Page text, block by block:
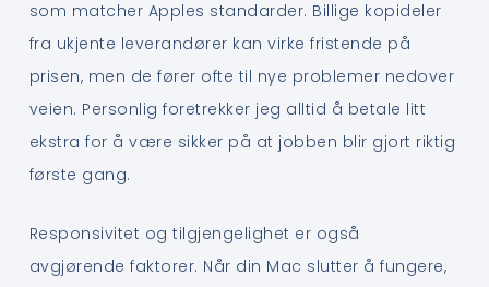
som matcher Apples standarder. Billige kopideler
fra ukjente leverandører kan virke fristende på
prisen, men de fører ofte til nye problemer nedover
veien. Personlig foretrekker jeg alltid å betale litt
ekstra for å være sikker på at jobben blir gjort riktig
første gang.
Responsivitet og tilgjengelighet er også
avgjørende faktorer. Når din Mac slutter å fungere,